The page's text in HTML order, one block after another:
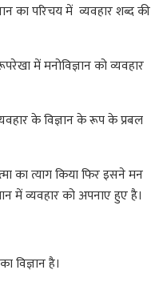
का परिचय में व्यवहार शब्द की
में मनोविज्ञान को व्यवहार
के विज्ञान के रूप के प्रबल
का त्याग किया फिर इसने मन
में व्यवहार को अपनाए हुए है।
विज्ञान है।